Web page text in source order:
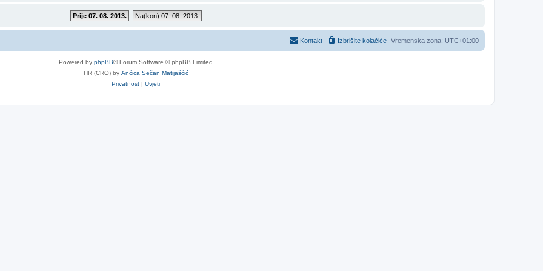
Prije 07. 08. 2013. Na(kon) 07. 08. 2013.
Vremenska zona: UTC+01:00
Izbrišite kolačiće
Kontakt
Powered by phpBB® Forum Software © phpBB Limited
HR (CRO) by Ančica Sečan Matijaščić
Privatnost | Uvjeti